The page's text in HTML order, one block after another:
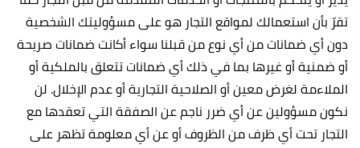
تقرّ بأن استعمالك لمواقع التجار هو على مسؤوليتك الشخصية
دون أي ضمانات من أي نوع من قبلنا سواء أكانت ضمانات صريحة
أو ضمنية أو غيرها بما في ذلك أي ضمانات تتعلق بالملكية أو
الملاءمة لغرض معين أو الصلاحية التجارية أو عدم الإخلال. لن
نكون مسؤولين عن أي ضرر ناجم عن الصفقة التي تعقدها مع
التجار تحت أي ظرف من الظروف أو عن أي معلومة تظهر على